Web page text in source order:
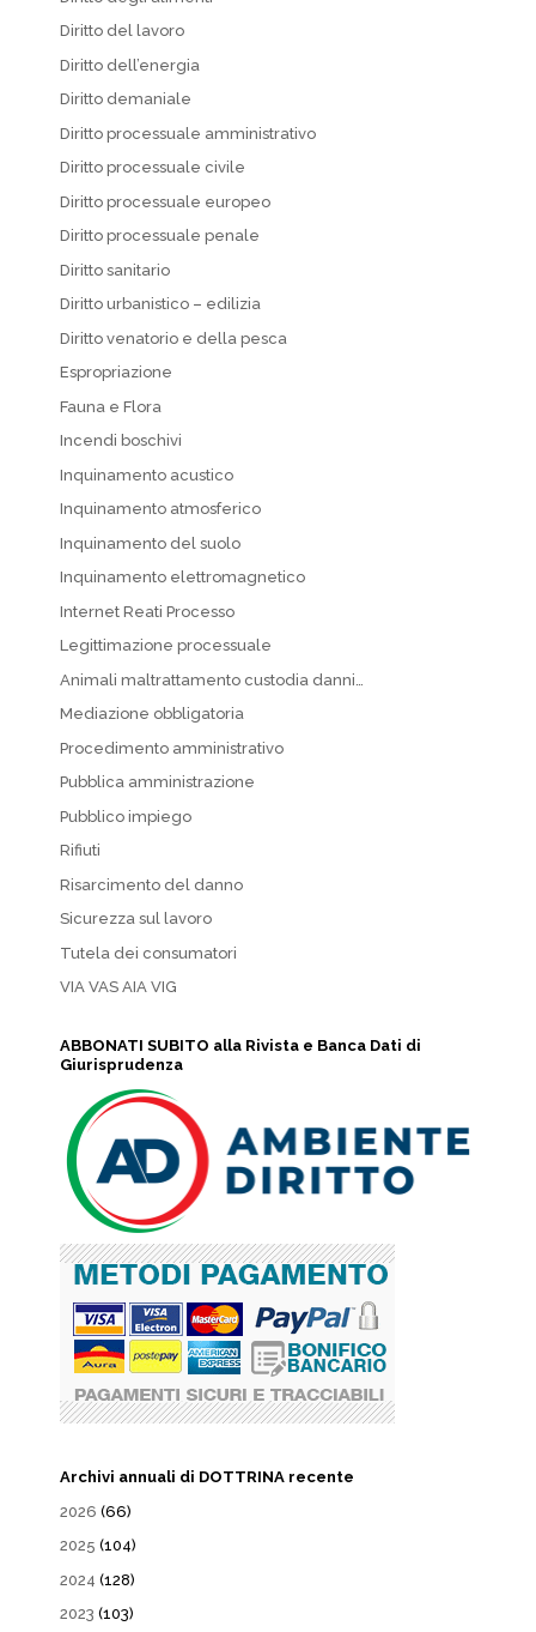
Diritto del lavoro
Diritto dell’energia
Diritto demaniale
Diritto processuale amministrativo
Diritto processuale civile
Diritto processuale europeo
Diritto processuale penale
Diritto sanitario
Diritto urbanistico – edilizia
Diritto venatorio e della pesca
Espropriazione
Fauna e Flora
Incendi boschivi
Inquinamento acustico
Inquinamento atmosferico
Inquinamento del suolo
Inquinamento elettromagnetico
Internet Reati Processo
Legittimazione processuale
Animali maltrattamento custodia danni…
Mediazione obbligatoria
Procedimento amministrativo
Pubblica amministrazione
Pubblico impiego
Rifiuti
Risarcimento del danno
Sicurezza sul lavoro
Tutela dei consumatori
VIA VAS AIA VIG
ABBONATI SUBITO alla Rivista e Banca Dati di
Giurisprudenza
Archivi annuali di DOTTRINA recente
2026 (66)
2025 (104)
2024 (128)
2023 (103)